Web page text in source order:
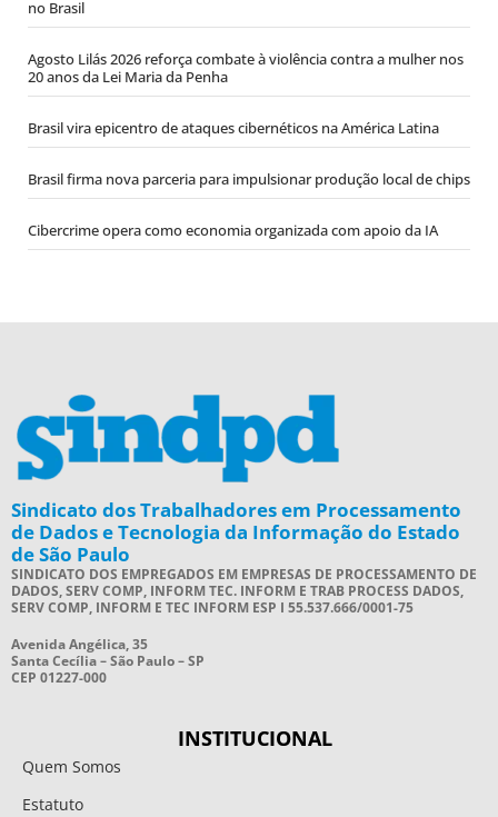
no Brasil
Agosto Lilás 2026 reforça combate à violência contra a mulher nos
20 anos da Lei Maria da Penha
Brasil vira epicentro de ataques cibernéticos na América Latina
Brasil firma nova parceria para impulsionar produção local de chips
Cibercrime opera como economia organizada com apoio da IA
Sindicato dos Trabalhadores em Processamento
de Dados e Tecnologia da Informação do Estado
de São Paulo
SINDICATO DOS EMPREGADOS EM EMPRESAS DE PROCESSAMENTO DE
DADOS, SERV COMP, INFORM TEC. INFORM E TRAB PROCESS DADOS,
SERV COMP, INFORM E TEC INFORM ESP I 55.537.666/0001-75
Avenida Angélica, 35
Santa Cecília – São Paulo – SP
CEP 01227-000
INSTITUCIONAL
Quem Somos
Estatuto